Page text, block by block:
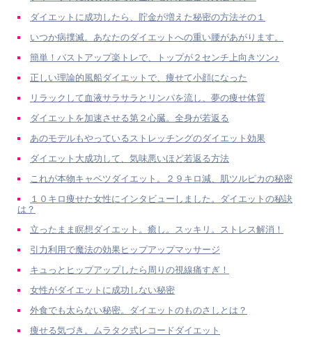
ダイエットに成功したら、貯金が増えた秘密の方法その１
いつか病撲滅。あなたのダイエットへの重い腰があがります。
簡単！バストアップ楽トレで、トップが２センチ上向きツン♪
正しい理論的風船ダイエットで、痩せて小顔になった
リラックして血液サラサラとリンパを流し、夢の痩せ体質
ダイエットを加速させる第２心臓。全身が若返る
あのモデルもやっているストレッチングのダイエット効果
ダイエット大成功して、気味悪いほど若返る方法
これが本物キャベツダイエット。２９キロ減、肌ツルピカの秘密
１０キロ痩せた女性にインタビューしました。ダイエットの秘訣
は？
立ったまま瞑想ダイエット。癒し。スッキリ。ストレス解消！
引力利用で魔法の効果ヒップアップマッサージ
キュっとヒップアップしたら周りの視線痛すぎ！
女性がダイエットに成功しない秘密
外食でも太らない秘密。ダイエットのものさしとは？
痩せる気づき。ムラタク式レコードダイエット